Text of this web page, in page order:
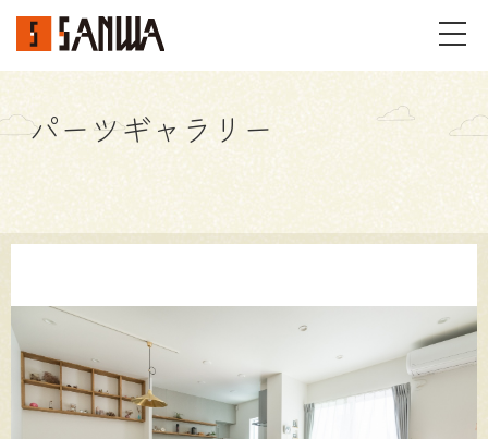
イベント・見学会
不動産情報
施工事例 パーツギャラリー
お客様の声
パーツギャラリー